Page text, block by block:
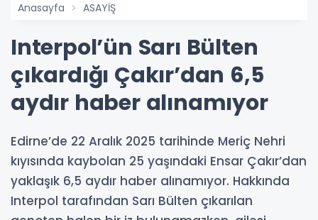
Anasayfa ASAYİŞ
Interpol’ün Sarı Bülten
çıkardığı Çakır’dan 6,5
aydır haber alınamıyor
Edirne’de 22 Aralık 2025 tarihinde Meriç Nehri
kıyısında kaybolan 25 yaşındaki Ensar Çakır’dan
yaklaşık 6,5 aydır haber alınamıyor. Hakkında
Interpol tarafından Sarı Bülten çıkarılan